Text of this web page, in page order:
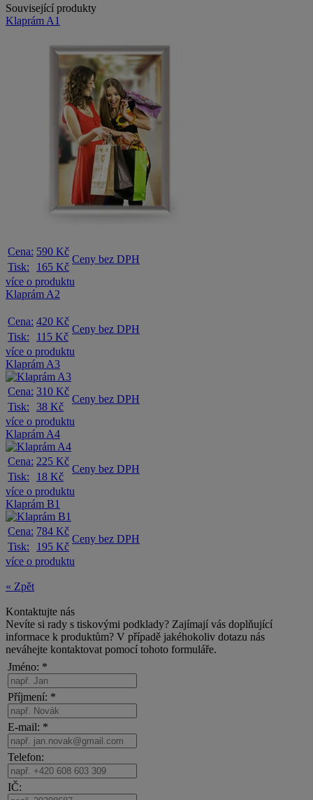
Související produkty
Klaprám A1
Cena: 590 Kč
Ceny bez DPH
Tisk:
165 Kč
více o produktu
Klaprám A2
Cena: 420 Kč
Ceny bez DPH
Tisk:
115 Kč
více o produktu
Klaprám A3
Cena: 310 Kč
Ceny bez DPH
Tisk:
38 Kč
více o produktu
Klaprám A4
Cena: 225 Kč
Ceny bez DPH
Tisk:
18 Kč
více o produktu
Klaprám B1
Cena: 784 Kč
Ceny bez DPH
Tisk:
195 Kč
více o produktu
« Zpět
Kontaktujte nás
Nevíte si rady s tiskovými podklady? Zajímají vás doplňující
informace k produktům? V případě jakéhokoliv dotazu nás
neváhejte kontaktovat pomocí tohoto formuláře.
Jméno: *
Příjmení: *
E-mail: *
Telefon:
IČ: